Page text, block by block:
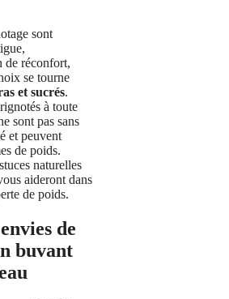
sont
de réconfort,
se tourne
et sucrés.
à toute
sont pas sans
et peuvent
de poids.
naturelles
aideront dans
de poids.
de
buvant